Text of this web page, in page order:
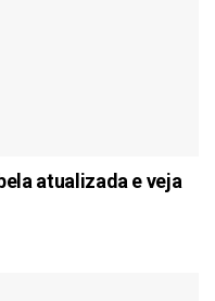
atualizada e veja